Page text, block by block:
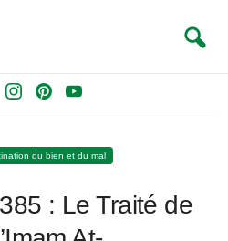
o
t
g
t
Y
T
b
a
du bien et du mal
: Le Traité de